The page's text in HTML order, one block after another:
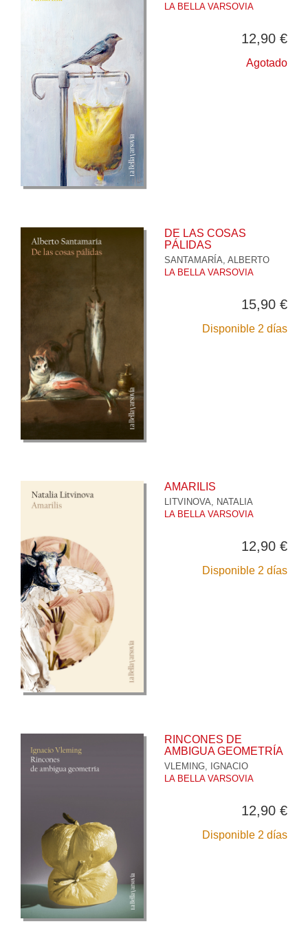
LA BELLA VARSOVIA
12,90 €
Agotado
DE LAS COSAS
PÁLIDAS
SANTAMARÍA, ALBERTO
LA BELLA VARSOVIA
15,90 €
Disponible 2 días
AMARILIS
LITVINOVA, NATALIA
LA BELLA VARSOVIA
12,90 €
Disponible 2 días
RINCONES DE
AMBIGUA GEOMETRÍA
VLEMING, IGNACIO
LA BELLA VARSOVIA
12,90 €
Disponible 2 días